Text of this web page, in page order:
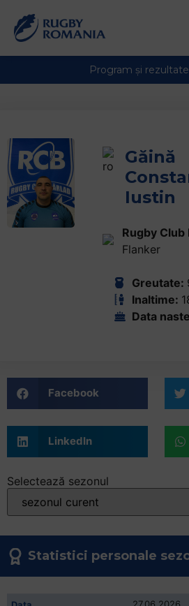
Găină
Iustin
Rugby Club
Flanker
Greutate:
Inaltime:
Data
Facebook
LinkedIn
Selectează sezonul
Statistici personale